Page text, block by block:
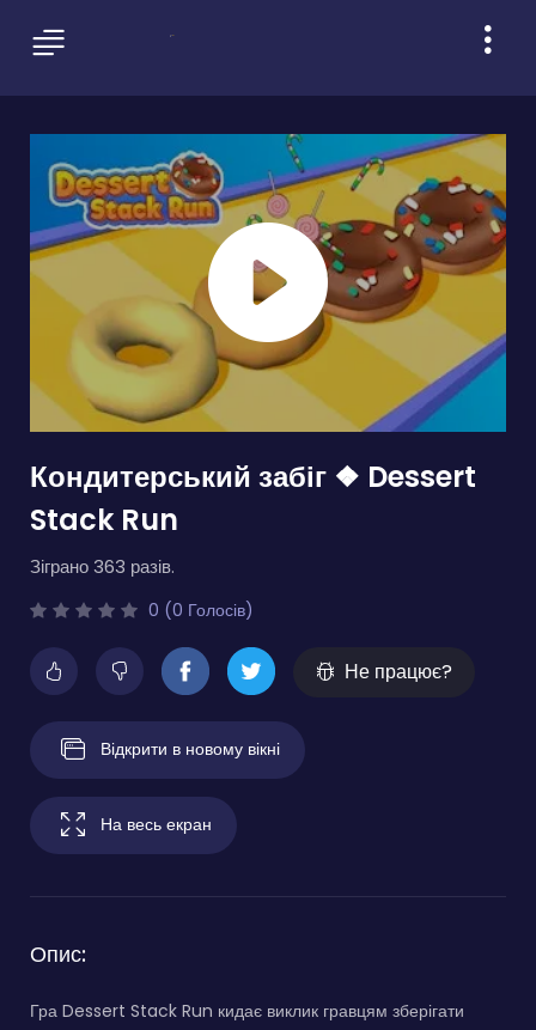
Кондитерський забіг ❖ Dessert
Stack Run
Зіграно 363 разів.
0 (0 Голосів)
Не працює?
Відкрити в новому вікні
На весь екран
Опис:
Гра Dessert Stack Run кидає виклик гравцям зберігати